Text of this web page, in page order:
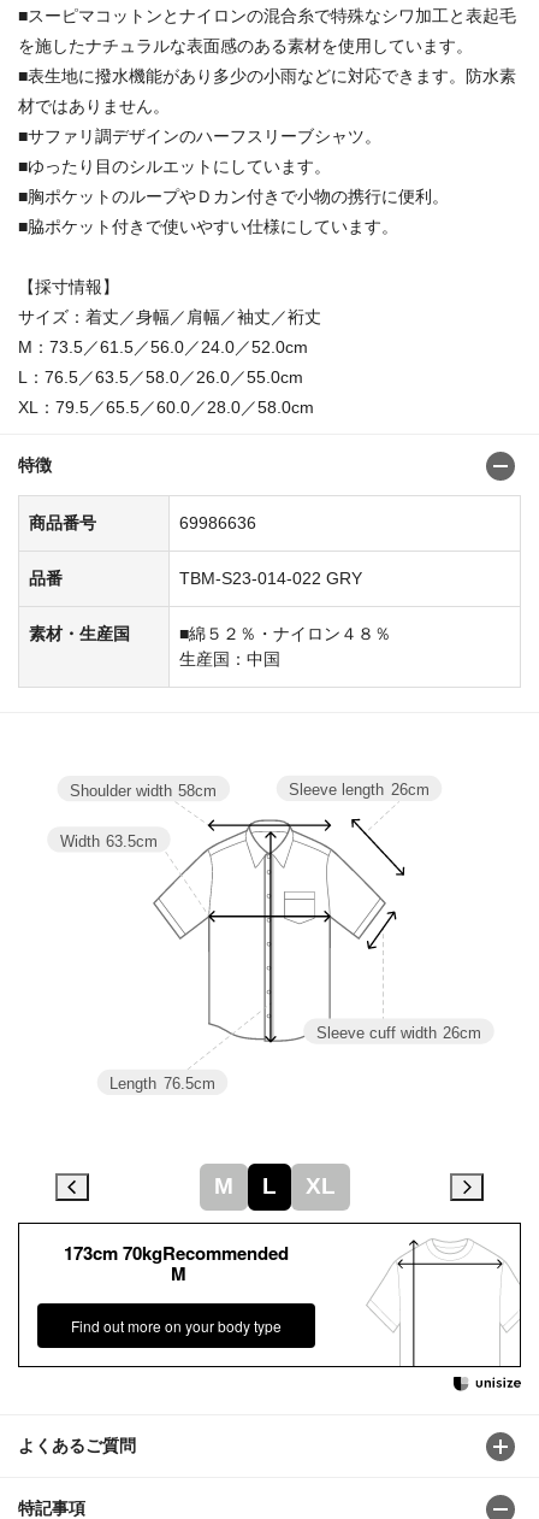
■スーピマコットンとナイロンの混合糸で特殊なシワ加工と表起毛
を施したナチュラルな表面感のある素材を使用しています。
■表生地に撥水機能があり多少の小雨などに対応できます。防水素
材ではありません。
■サファリ調デザインのハーフスリーブシャツ。
■ゆったり目のシルエットにしています。
■胸ポケットのループやＤカン付きで小物の携行に便利。
■脇ポケット付きで使いやすい仕様にしています。
【採寸情報】
サイズ：着丈／身幅／肩幅／袖丈／裄丈
M：73.5／61.5／56.0／24.0／52.0cm
L：76.5／63.5／58.0／26.0／55.0cm
XL：79.5／65.5／60.0／28.0／58.0cm
特徴
商品番号 69986636
品番 TBM-S23-014-022 GRY
素材・生産国
■綿５２％・ナイロン４８％
生産国：中国
よくあるご質問
特記事項
173cm 70kgRecommended
M
Find out more on your body type
Sleeve cuff width 26cm
Sleeve length 26cm
Length 76.5cm
Width 63.5cm
Shoulder width 58cm
M L XL